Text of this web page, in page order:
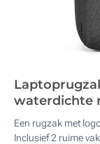
waterdichte
Een rugzak met
Inclusief 2 ruime